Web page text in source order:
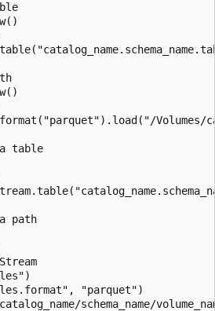
table
path
"parquet")
schema_name/